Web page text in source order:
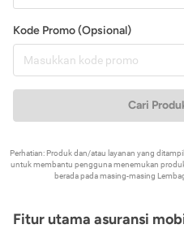
Kode Promo (Opsional)
Cari
Perhatian: Produk dan/atau layanan yang
untuk membantu pengguna menemukan
berada pada masing-masing
Fitur utama asuransi